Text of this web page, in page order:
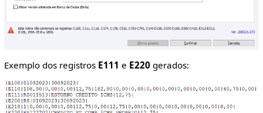
Exemplo dos registros E111 e E220gerados: